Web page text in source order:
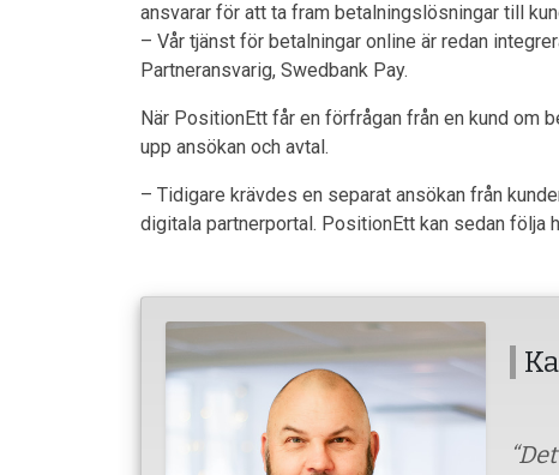
ansvarar för att ta fram betalningslösningar till
– Vår tjänst för betalningar online är redan
Partneransvarig, Swedbank Pay.
När PositionEtt får en förfrågan från en kund om
upp ansökan och avtal.
– Tidigare krävdes en separat ansökan från
digitala partnerportal. PositionEtt kan sedan följa